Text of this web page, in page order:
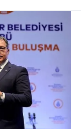
Bilgilendirme
Kanunu uyarınca
ve sitemizde
ilgili bilgi